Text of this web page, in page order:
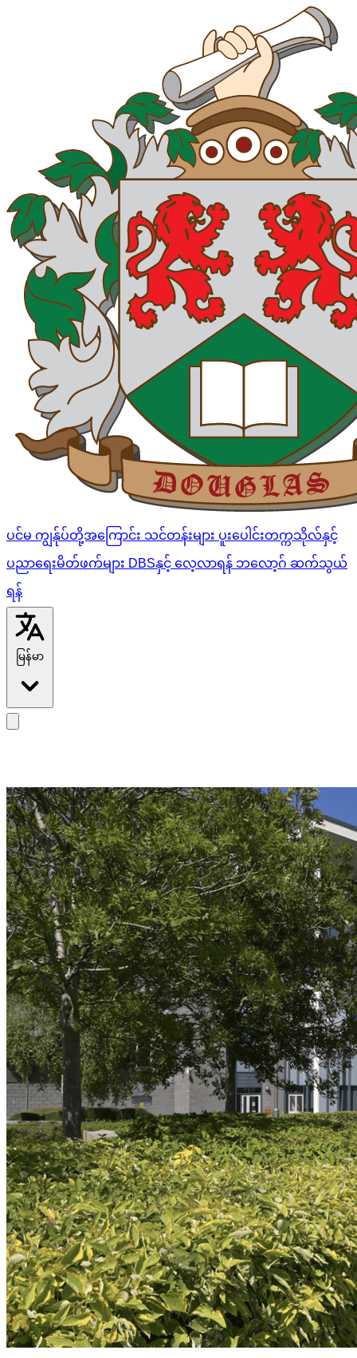
ပင်မကျွန်ုပ်တို့အကြောင်းသင်တန်းများပူးပေါင်းတက္ကသိုလ်နှင့်
ပညာရေးမိတ်ဖက်များDBSနှင့် လေ့လာရန်ဘလော့ဂ်ဆက်သွယ်
ရန်
မြန်မာ